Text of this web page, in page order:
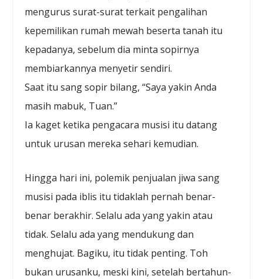
mengurus surat-surat terkait pengalihan
kepemilikan rumah mewah beserta tanah itu
kepadanya, sebelum dia minta sopirnya
membiarkannya menyetir sendiri.
Saat itu sang sopir bilang, “Saya yakin Anda
masih mabuk, Tuan.”
Ia kaget ketika pengacara musisi itu datang
untuk urusan mereka sehari kemudian.
Hingga hari ini, polemik penjualan jiwa sang
musisi pada iblis itu tidaklah pernah benar-
benar berakhir. Selalu ada yang yakin atau
tidak. Selalu ada yang mendukung dan
menghujat. Bagiku, itu tidak penting. Toh
bukan urusanku, meski kini, setelah bertahun-